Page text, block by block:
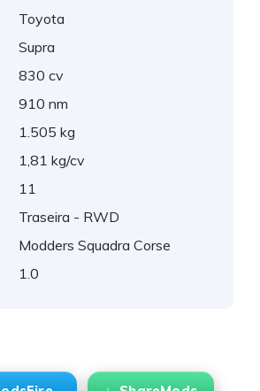
Toyota
Supra
830 cv
910 nm
1.505 kg
1,81 kg/cv
11
Traseira - RWD
Modders Squadra Corse
1.0